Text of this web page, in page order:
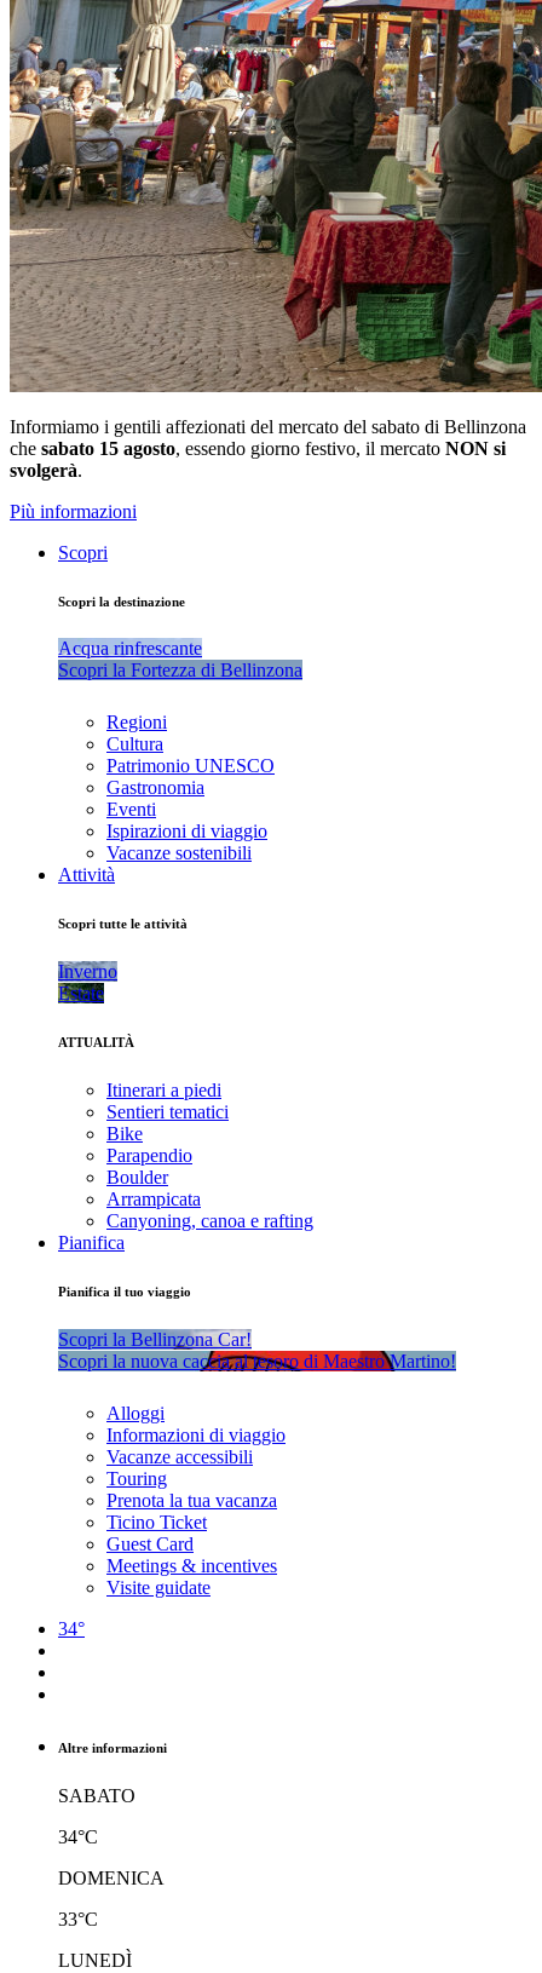
Informiamo i gentili affezionati del mercato del sabato di Bellinzona
che sabato 15 agosto, essendo giorno festivo, il mercato NON si
svolgerà.
Più informazioni
Scopri
Scopri la destinazione
Acqua rinfrescante
Scopri la Fortezza di Bellinzona
Regioni
Cultura
Patrimonio UNESCO
Gastronomia
Eventi
Ispirazioni di viaggio
Vacanze sostenibili
Attività
Scopri tutte le attività
Inverno
Estate
ATTUALITÀ
Itinerari a piedi
Sentieri tematici
Bike
Parapendio
Boulder
Arrampicata
Canyoning, canoa e rafting
Pianifica
Pianifica il tuo viaggio
Scopri la Bellinzona Car!
Scopri la nuova caccia al tesoro di Maestro Martino!
Alloggi
Informazioni di viaggio
Vacanze accessibili
Touring
Prenota la tua vacanza
Ticino Ticket
Guest Card
Meetings & incentives
Visite guidate
34°
Altre informazioni
SABATO
34°C
DOMENICA
33°C
LUNEDÌ